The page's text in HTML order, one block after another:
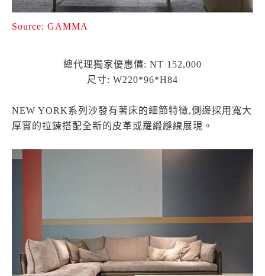
Source: GAMMA
總代理獨家優惠價: NT 152,000
尺寸: W220*96*H84
NEW YORK系列沙發有著床的細節特徵,側邊採用寬大
厚實的拉鍊搭配全新的皮革或羅緞縫線展現。